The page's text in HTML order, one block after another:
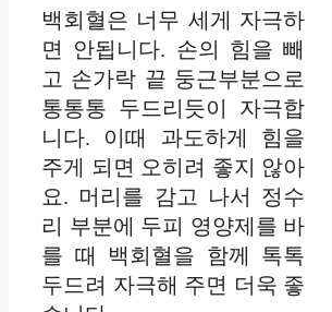
백회혈은 너무 세게 자극하
면 안됩니다. 손의 힘을 빼
고 손가락 끝 둥근부분으로
통통통 두드리듯이 자극합
니다. 이때 과도하게 힘을
주게 되면 오히려 좋지 않아
요. 머리를 감고 나서 정수
리 부분에 두피 영양제를 바
를 때 백회혈을 함께 톡톡
두드려 자극해 주면 더욱 좋